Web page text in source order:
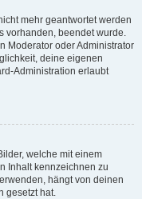
mehr geantwortet werden
vorhanden, beendet wurde.
Moderator oder Administrator
deine eigenen
Administration erlaubt
welche mit einem
Inhalt kennzeichnen zu
hängt von deinen
gesetzt hat.